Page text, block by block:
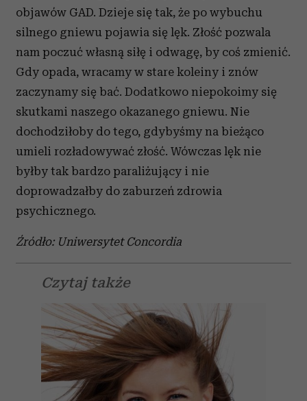
objawów GAD. Dzieje się tak, że po wybuchu
silnego gniewu pojawia się lęk. Złość pozwala
nam poczuć własną siłę i odwagę, by coś zmienić.
Gdy opada, wracamy w stare koleiny i znów
zaczynamy się bać. Dodatkowo niepokoimy się
skutkami naszego okazanego gniewu. Nie
dochodziłoby do tego, gdybyśmy na bieżąco
umieli rozładowywać złość. Wówczas lęk nie
byłby tak bardzo paraliżujący i nie
doprowadzałby do zaburzeń zdrowia
psychicznego.
Źródło: Uniwersytet Concordia
Czytaj także